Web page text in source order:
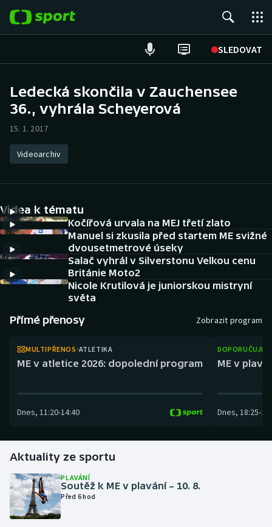
SLEDOVAT
Hokej
Atletika
DALŠÍ SPORTY
Americký fotbal
Baseball a softbal
Boby a skeleton
Dostihy
Florbal
Futsal
NEPŘEHLÉDNĚTE
Soutěže
AZ kvíz
Ledecká skončila v Zauchensee
36., vyhrála Scheyerová
15. 1. 2017
Videoarchiv
Videa k tématu
Kočířová urvala na MEJ třetí zlato
Manuel si zkusila před startem ME svižné
dvousetmetrové úseky
Salač vyhrál v Silverstonu Velkou cenu
Británie Moto2
Nicole Krutilová je juniorskou mistryní
světa
Přímé přenosy Zobrazit program
MULTIPŘENOS ATLETIKA
ME v atletice 2026: dopolední program
Dnes, 11:20-14:40
ME v
Dnes, 18:25-
Aktuality ze sportu
PLAVÁNÍ
Soutěž k ME v plavání – 10. 8.
Před 6 hod